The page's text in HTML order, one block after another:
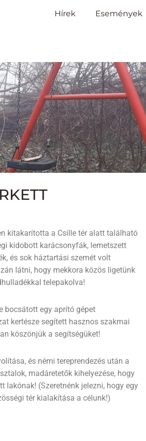
Hírek Események
kitakarította a Csille tér alatt található
kidobott karácsonyfák, lemetszett
és sok háztartási szemét volt
látni, hogy mekkora közös ligetünk
telepakolva!
bocsátott egy aprító gépet
kertésze segített hasznos szakmai
köszönjük a segítségüket!
és némi tereprendezés után a
madáretetők kihelyezése, hogy
lakónak! (Szeretnénk jelezni, hogy egy
tér kialakítása a célunk!)